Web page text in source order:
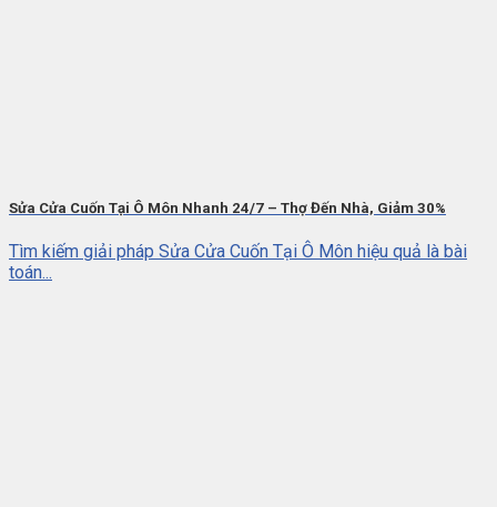
Sửa Cửa Cuốn Tại Ô Môn Nhanh 24/7 – Thợ Đến Nhà, Giảm 30%
Tìm kiếm giải pháp Sửa Cửa Cuốn Tại Ô Môn hiệu quả là bài
toán...